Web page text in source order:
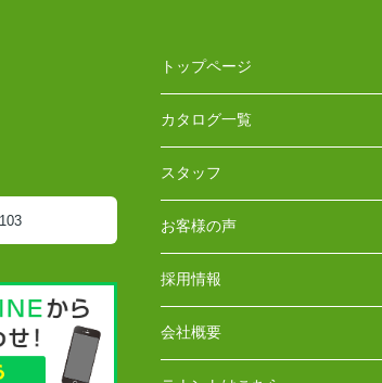
トップページ
カタログ一覧
スタッフ
お客様の声
採用情報
会社概要